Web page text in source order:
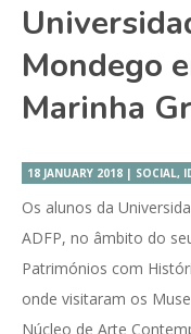
Mondego
Marinha
18 JANUARY 2018 | SOCIAL,
Os alunos da
ADFP, no âmbito do
Patrimónios com
onde visitaram os
Núcleo de Arte